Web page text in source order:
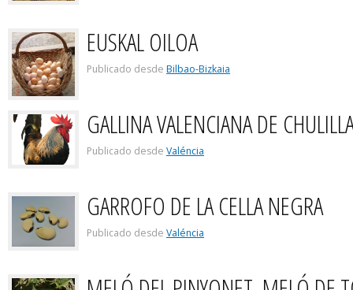
EUSKAL OILOA
Publicado desde Bilbao-Bizkaia
GALLINA VALENCIANA DE
Publicado desde Valéncia
GARROFO DE LA CELLA NEGRA
Publicado desde Valéncia